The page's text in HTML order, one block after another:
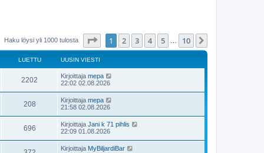
Haku löysi yli 1000 tulosta Sivu 10
1 2 3 4 5 10
LUETTU UUSIN VIESTI
2202
u
t
U
u
n
v
i
e
s
t
Kirjoittaja mepa
22:02 02.08.2026
208L
u
t
U
u
n
v
i
e
Kirjoittaja mepa
21:58 02.08.2026
696L
u
U
u
n
Kirjoittaja Jani k 71 pihlis
22:09 01.08.2026
U
Kirjoittaja MyBiljardiBar